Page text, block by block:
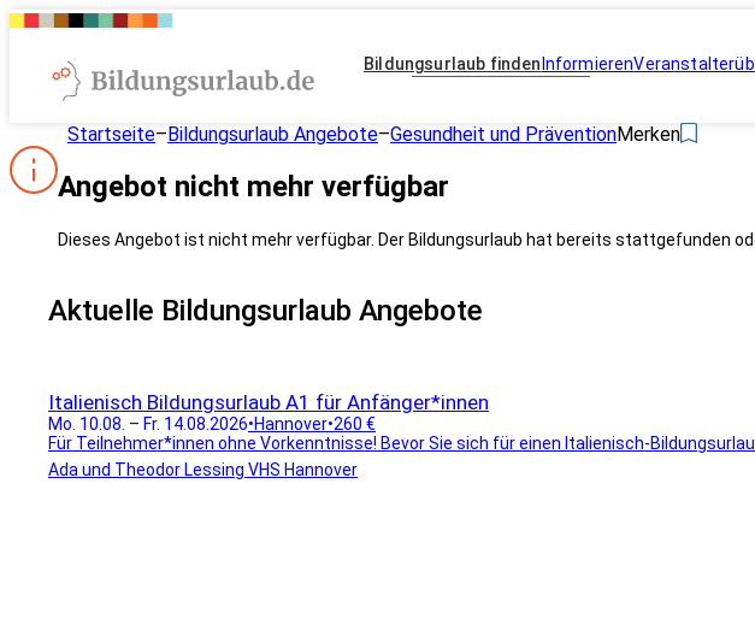
Bildungsurlaub finden Informieren
Startseite–Bildungsurlaub Angebote–Gesundheit und PräventionMerken
Angebot nicht mehr verfügbar
Dieses Angebot ist nicht mehr verfügbar. Der Bildungsurlaub hat bereits stattgefunden
Aktuelle Bildungsurlaub Angebote
Italienisch Bildungsurlaub A1 für Anfänger*innen
Mo. 10.08. – Fr. 14.08.2026•Hannover•260 €
Für Teilnehmer*innen ohne Vorkenntnisse! Bevor Sie sich für einen Italienisch-
Ada und Theodor Lessing VHS Hannover